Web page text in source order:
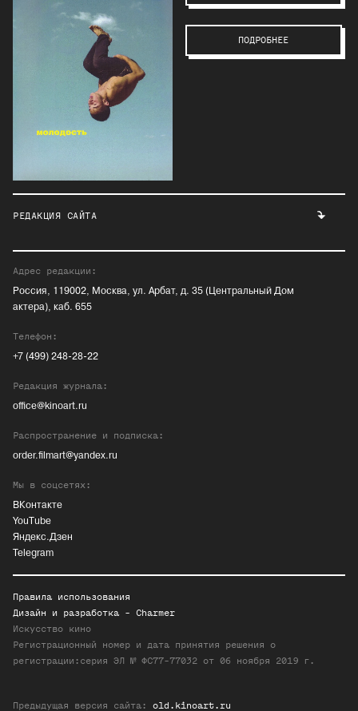
ПОДРОБНЕЕ
РЕДАКЦИЯ САЙТА
Адрес редакции:
Россия, 119002, Москва, ул. Арбат, д. 35 (Центральный Дом
актера), каб. 655
Телефон:
+7 (499) 248-28-22
Редакция журнала:
office@kinoart.ru
Распространение и подписка:
order.filmart@yandex.ru
Мы в соцсетях:
ВКонтакте
YouTube
Яндекс.Дзен
Telegram
Правила использования
Дизайн и разработка - Charmer
Искусство кино
Регистрационный номер и дата принятия решения о
регистрации:серия ЭЛ № ФС77-77032 от 06 ноября 2019 г.
Предыдущая версия сайта: old.kinoart.ru